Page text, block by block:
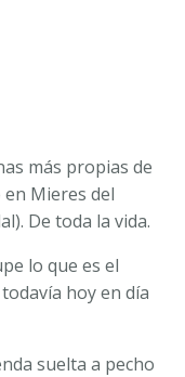
más propias de
en Mieres del
De toda la vida.
lo que es el
hoy en día
suelta a pecho